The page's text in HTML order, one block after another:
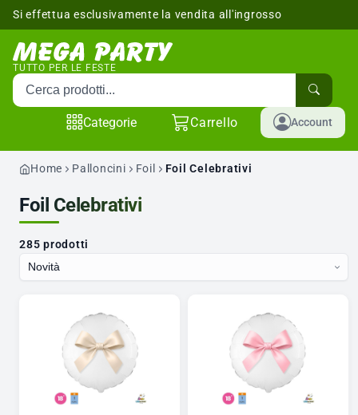
Si effettua esclusivamente la vendita all'ingrosso
TUTTO PER LE FESTE
Cerca prodotti
Categorie Carrello Account
Home Palloncini Foil Foil Celebrativi
Foil Celebrativi
285 prodotti